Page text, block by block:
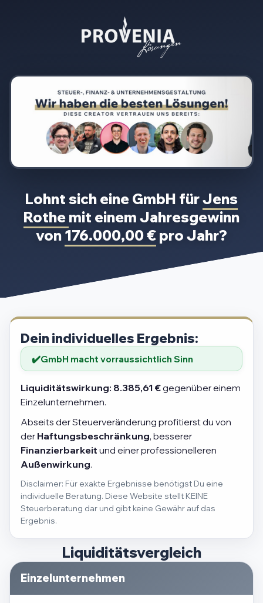
Lohnt sich eine GmbH fürJens
Rothe mit einem Jahresgewinn
von 176.000,00 € pro Jahr?
Dein individuelles Ergebnis:
GmbH macht vorraussichtlich Sinn
Liquiditätswirkung: 8.385,61 €gegenüber einem
Einzelunternehmen.
Abseits der Steuerveränderung profitierst du von
der Haftungsbeschränkung, besserer
Finanzierbarkeit und einer professionelleren
Außenwirkung.
Disclaimer: Für exakte Ergebnisse benötigst Du eine
individuelle Beratung. Diese Website stellt KEINE
Steuerberatung dar und gibt keine Gewähr auf das
Ergebnis.
Liquiditätsvergleich
Einzelunternehmen